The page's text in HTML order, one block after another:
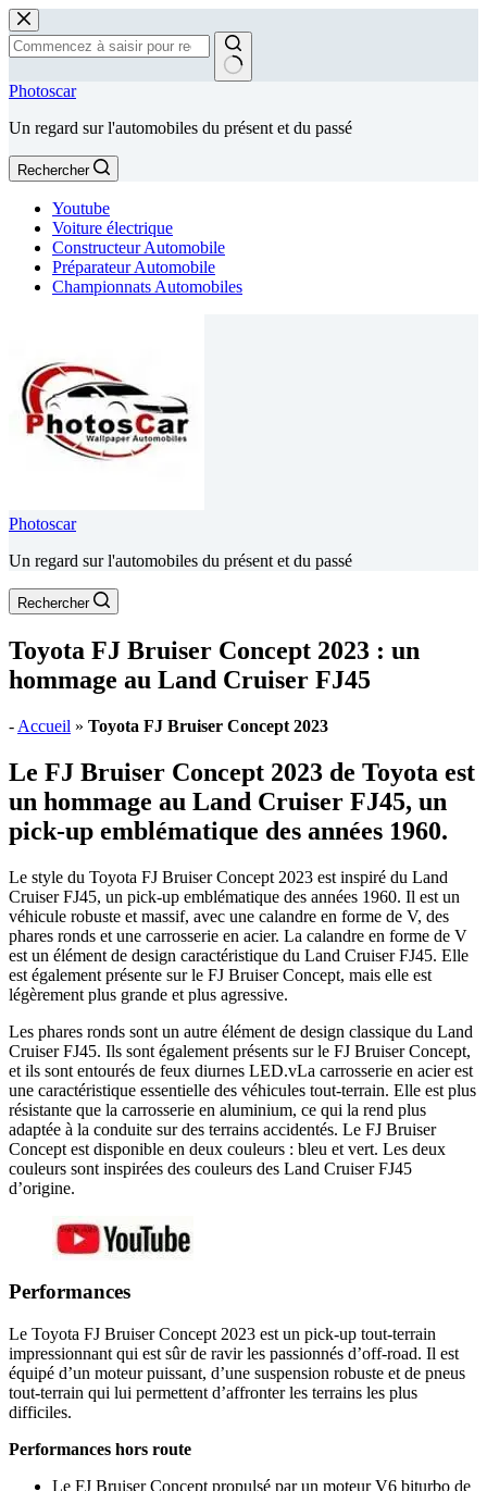
Passer
au
contenu
Aucun
Photoscar
Un regard sur l'automobiles du présent et du passé
Rechercher
Youtube
Voiture électrique
Constructeur Automobile
Préparateur Automobile
Championnats Automobiles
Photoscar
Un regard sur l'automobiles du présent et du passé
Rechercher
Toyota FJ Bruiser Concept 2023 : un
hommage au Land Cruiser FJ45
- Accueil » Toyota FJ Bruiser Concept 2023
Le FJ Bruiser Concept 2023 de Toyota est
un hommage au Land Cruiser FJ45, un
pick-up emblématique des années 1960.
Le style du Toyota FJ Bruiser Concept 2023 est inspiré du Land
Cruiser FJ45, un pick-up emblématique des années 1960. Il est un
véhicule robuste et massif, avec une calandre en forme de V, des
phares ronds et une carrosserie en acier. La calandre en forme de V
est un élément de design caractéristique du Land Cruiser FJ45. Elle
est également présente sur le FJ Bruiser Concept, mais elle est
légèrement plus grande et plus agressive.
Les phares ronds sont un autre élément de design classique du Land
Cruiser FJ45. Ils sont également présents sur le FJ Bruiser Concept,
et ils sont entourés de feux diurnes LED.vLa carrosserie en acier est
une caractéristique essentielle des véhicules tout-terrain. Elle est plus
résistante que la carrosserie en aluminium, ce qui la rend plus
adaptée à la conduite sur des terrains accidentés. Le FJ Bruiser
Concept est disponible en deux couleurs : bleu et vert. Les deux
couleurs sont inspirées des couleurs des Land Cruiser FJ45
d’origine.
Performances
Le Toyota FJ Bruiser Concept 2023 est un pick-up tout-terrain
impressionnant qui est sûr de ravir les passionnés d’off-road. Il est
équipé d’un moteur puissant, d’une suspension robuste et de pneus
tout-terrain qui lui permettent d’affronter les terrains les plus
difficiles.
Performances hors route
Le FJ Bruiser Concept propulsé par un moteur V6 biturbo de